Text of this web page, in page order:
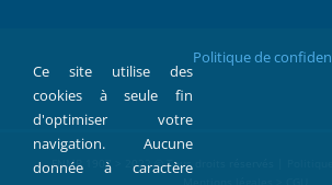
FNMR 1907 > 2022 © Tous droits réservés |
Ce site utilise des
cookies à seule fin
d'optimiser votre
navigation. Aucune
donnée à caractère
Politique de